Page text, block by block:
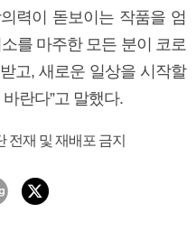
력이 돋보이는 작품을 엄
를 마주한 모든 분이 코로
고, 새로운 일상을 시작할
란다”고 말했다.
전재 및 재배포 금지